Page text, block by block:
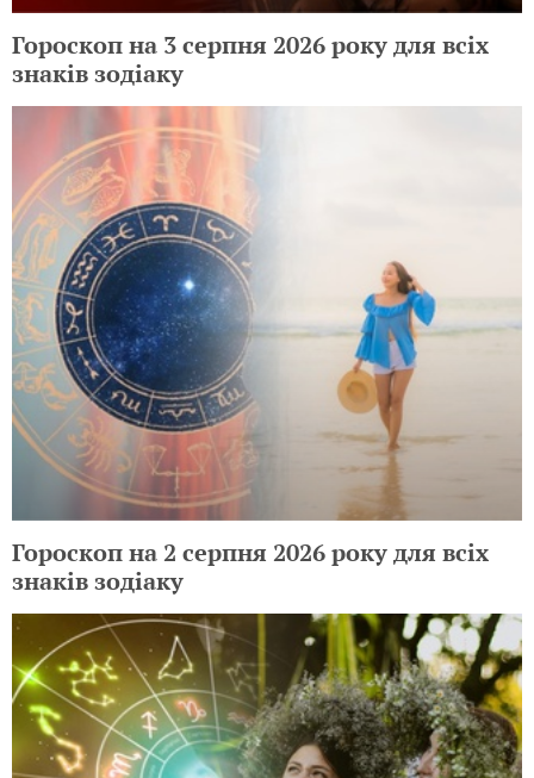
Гороскоп на 3 серпня 2026 року для всіх
знаків зодіаку
Гороскоп на 2 серпня 2026 року для всіх
знаків зодіаку